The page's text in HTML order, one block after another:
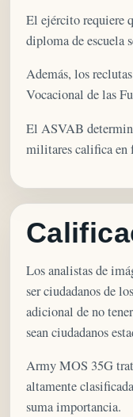
El ejército requiere
diploma de escuela
Además, los
Vocacional de las
El ASVAB
militares califica en
Los analistas de
ser ciudadanos de
adicional de no
sean ciudadanos
Army MOS 35G
altamente
suma importancia.